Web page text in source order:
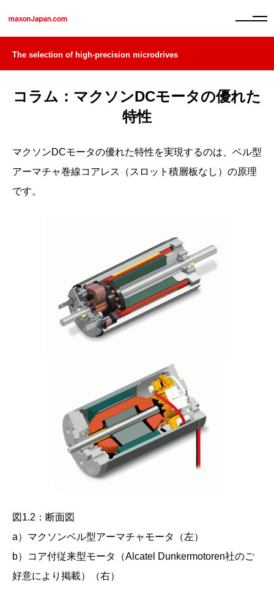
The selection of high-precision microdrives
コラム：マクソンDCモータの優れた
特性
マクソンDCモータの優れた特性を実現するのは、ベル型
アーマチャ巻線コアレス（スロット積層板なし）の原理
です。
図1.2：断面図
a）マクソンベル型アーマチャモータ（左）
b）コア付従来型モータ（Alcatel Dunkermotoren社のご
好意により掲載）（右）